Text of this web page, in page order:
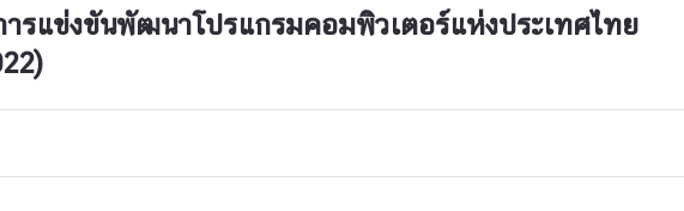
รแข่งขันพัฒนาโปรแกรมคอมพิวเตอร์แห่งประเทศไทย